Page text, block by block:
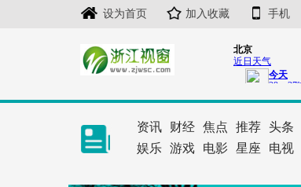
设为首页 加入收藏 手机
资讯 财经 焦点 推荐 头条
娱乐 游戏 电影 星座 电视